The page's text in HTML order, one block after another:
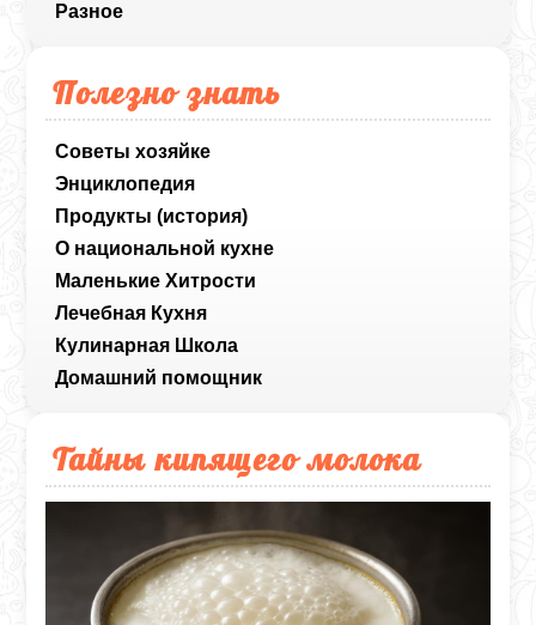
Разное
Полезно знать
Советы хозяйке
Энциклопедия
Продукты (история)
О национальной кухне
Маленькие Хитрости
Лечебная Кухня
Кулинарная Школа
Домашний помощник
Тайны кипящего молока